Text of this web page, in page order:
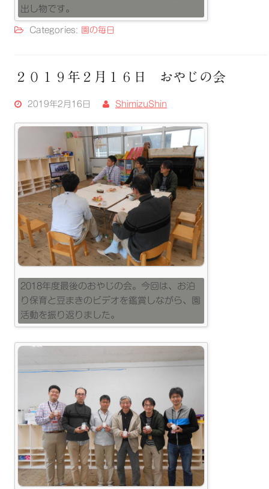
出し物です。
Categories: 園の毎日
２０１９年２月１６日 おやじの会
2019年2月16日 ShimizuShin
2018年度最後のおやじの会。今回は、お泊
り保育と豆まきのビデオを鑑賞しながら、園
活動を振り返りました。